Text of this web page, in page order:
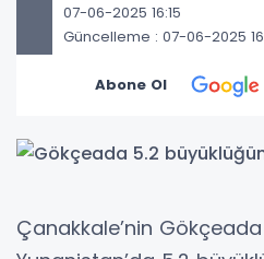
07-06-2025 16:15
Güncelleme : 07-06-2025
Abone Ol
Çanakkale’nin